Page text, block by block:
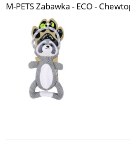
M-PETS Zabawka - ECO -